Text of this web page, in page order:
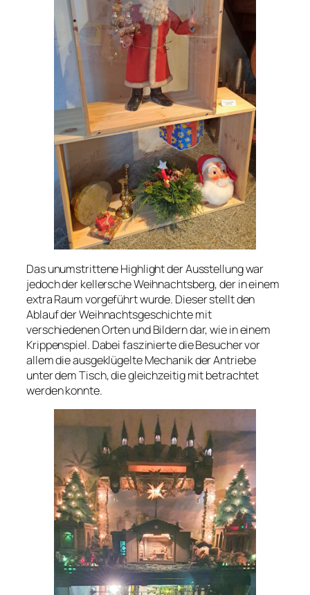
Das unumstrittene Highlight der Ausstellung war
jedoch der kellersche Weihnachtsberg, der in einem
extra Raum vorgeführt wurde. Dieser stellt den
Ablauf der Weihnachtsgeschichte mit
verschiedenen Orten und Bildern dar, wie in einem
Krippenspiel. Dabei faszinierte die Besucher vor
allem die ausgeklügelte Mechanik der Antriebe
unter dem Tisch, die gleichzeitig mit betrachtet
werden konnte.